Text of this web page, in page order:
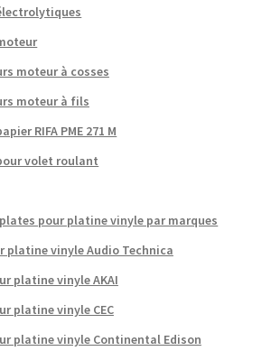
moteur à cosses
moteur à fils
RIFA PME 271 M
volet roulant
pour platine vinyle par marques
platine vinyle Audio Technica
platine vinyle AKAI
platine vinyle CEC
platine vinyle Continental Edison